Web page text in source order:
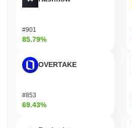
#901
85.79%
OVERTAKE
#853
69.43%